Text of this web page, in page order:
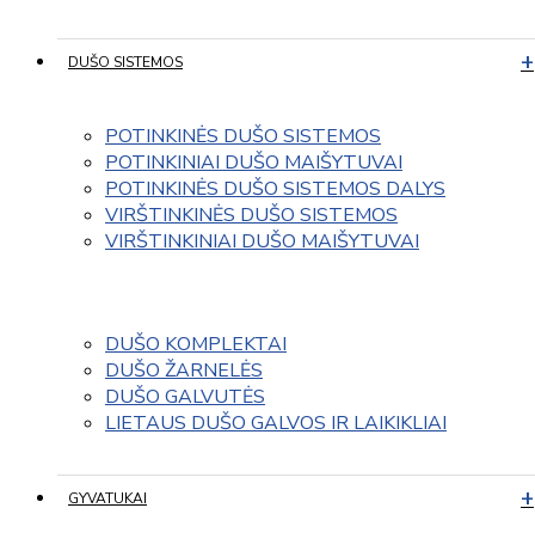
DUŠO SISTEMOS
POTINKINĖS DUŠO SISTEMOS
POTINKINIAI DUŠO MAIŠYTUVAI
POTINKINĖS DUŠO SISTEMOS DALYS
VIRŠTINKINĖS DUŠO SISTEMOS
VIRŠTINKINIAI DUŠO MAIŠYTUVAI
DUŠO KOMPLEKTAI
DUŠO ŽARNELĖS
DUŠO GALVUTĖS
LIETAUS DUŠO GALVOS IR LAIKIKLIAI
GYVATUKAI